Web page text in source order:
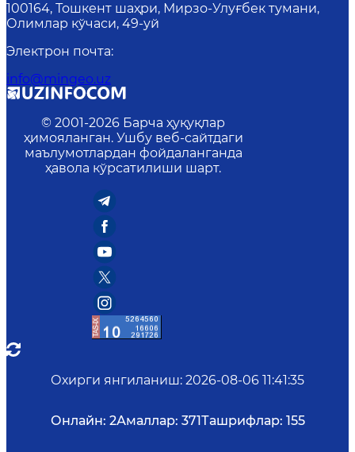
100164, Тошкент шаҳри, Мирзо-Улуғбек тумани,
Олимлар кўчаси, 49-уй
Электрон почта:
info@mingeo.uz
© 2001-2026 Барча ҳуқуқлар
ҳимояланган. Ушбу веб-сайтдаги
маълумотлардан фойдаланганда
ҳавола кўрсатилиши шарт.
Охирги янгиланиш: 2026-08-06 11:41:35
Онлайн: 2Амаллар: 371Ташрифлар: 155